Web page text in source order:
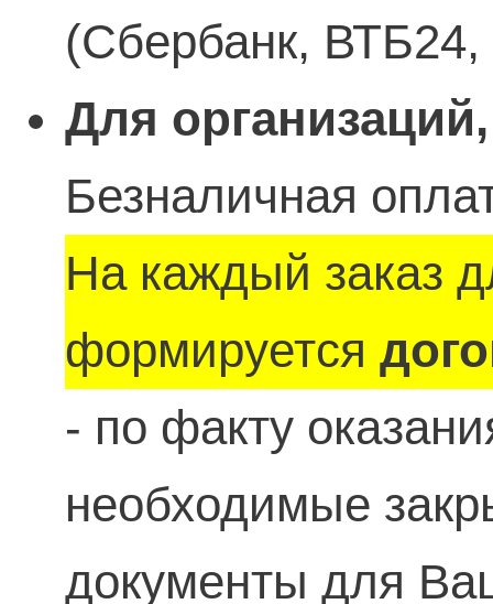
(Сбербанк,
Для
Безналичная
На каждый заказ
формируется
- по факту
необходимые
документы для